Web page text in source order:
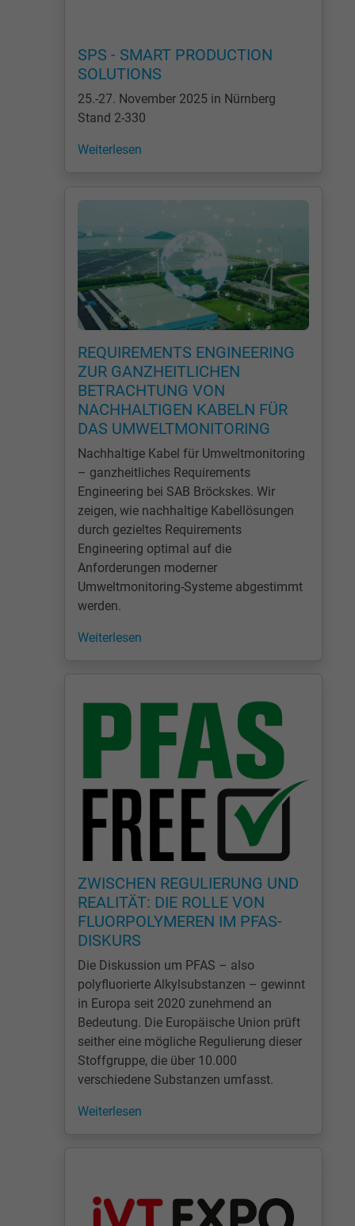
SPS - SMART PRODUCTION
SOLUTIONS
25.-27. November 2025 in Nürnberg
Stand 2-330
Weiterlesen
REQUIREMENTS ENGINEERING
ZUR GANZHEITLICHEN
BETRACHTUNG VON
NACHHALTIGEN KABELN FÜR
DAS UMWELTMONITORING
Nachhaltige Kabel für Umweltmonitoring
– ganzheitliches Requirements
Engineering bei SAB Bröckskes. Wir
zeigen, wie nachhaltige Kabellösungen
durch gezieltes Requirements
Engineering optimal auf die
Anforderungen moderner
Umweltmonitoring-Systeme abgestimmt
werden.
Weiterlesen
ZWISCHEN REGULIERUNG UND
REALITÄT: DIE ROLLE VON
FLUORPOLYMEREN IM PFAS-
DISKURS
Die Diskussion um PFAS – also
polyfluorierte Alkylsubstanzen – gewinnt
in Europa seit 2020 zunehmend an
Bedeutung. Die Europäische Union prüft
seither eine mögliche Regulierung dieser
Stoffgruppe, die über 10.000
verschiedene Substanzen umfasst.
Weiterlesen